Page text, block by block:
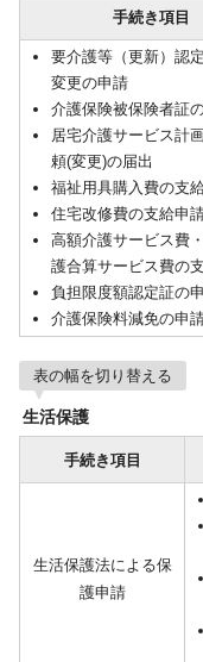
手続き項目
要介護等（更新）認
変更の申請
介護保険被保険者証
居宅介護サービス計
頼(変更)の届出
福祉用具購入費の支
住宅改修費の支給申
高額介護サービス費
護合算サービス費の
負担限度額認定証の
介護保険料減免の申
表の幅を切り替える
生活保護
手続き項目
生活保護法による保
護申請